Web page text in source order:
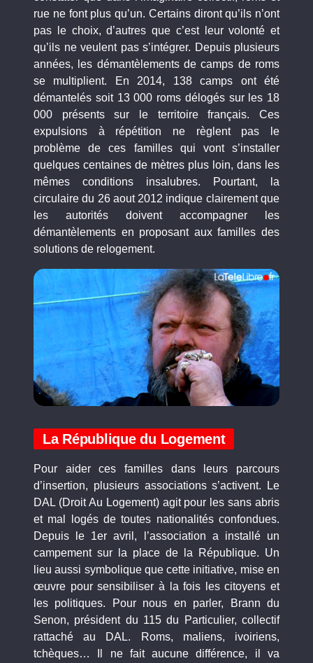
rue ne font plus qu’un. Certains diront qu’ils n’ont
pas le choix, d’autres que c’est leur volonté et
qu’ils ne veulent pas s’intégrer. Depuis plusieurs
années, les démantèlements de camps de roms
se multiplient. En 2014, 138 camps ont été
démantelés soit 13 000 roms délogés sur les 18
000 présents sur le territoire français. Ces
expulsions à répétition ne règlent pas le
problème de ces familles qui vont s’installer
quelques centaines de mètres plus loin, dans les
mêmes conditions insalubres. Pourtant, la
circulaire du 26 aout 2012 indique clairement que
les autorités doivent accompagner les
démantèlements en proposant aux familles des
solutions de relogement.
La République du Logement
Pour aider ces familles dans leurs parcours
d’insertion, plusieurs associations s’activent. Le
DAL (Droit Au Logement) agit pour les sans abris
et mal logés de toutes nationalités confondues.
Depuis le 1er avril, l’association a installé un
campement sur la place de la République. Un
lieu aussi symbolique que cette initiative, mise en
œuvre pour sensibiliser à la fois les citoyens et
les politiques. Pour nous en parler, Brann du
Senon, président du 115 du Particulier, collectif
rattaché au DAL. Roms, maliens, ivoiriens,
tchèques… Il ne fait aucune différence, il va